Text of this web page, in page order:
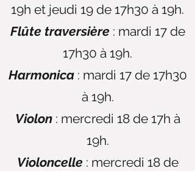
19h et jeudi 19 de 17h30 à 19h.
Flûte traversière: mardi 17 de
17h30 à 19h.
Harmonica: mardi 17 de 17h30
à 19h.
Violon: mercredi 18 de 17h à
19h.
Violoncelle: mercredi 18 de